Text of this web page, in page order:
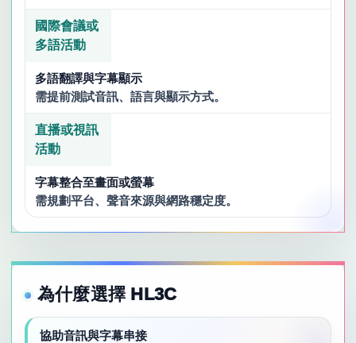
國際會議或
多語活動
多語翻譯與字幕顯示
需提前測試音訊、語言與顯示方式。
直播或視訊
活動
字幕整合至畫面或螢幕
需規劃平台、聲音來源與網路穩定度。
為什麼選擇 HL3C
協助音訊與字幕串接